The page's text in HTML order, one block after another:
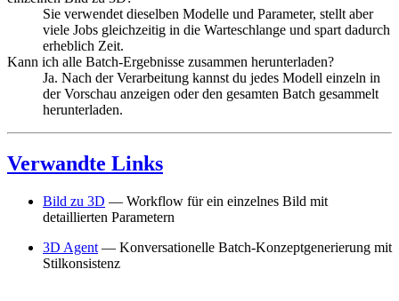
Sie verwendet dieselben Modelle und Parameter, stellt aber
viele Jobs gleichzeitig in die Warteschlange und spart dadurch
erheblich Zeit.
Kann ich alle Batch-Ergebnisse zusammen herunterladen?
Ja. Nach der Verarbeitung kannst du jedes Modell einzeln in
der Vorschau anzeigen oder den gesamten Batch gesammelt
herunterladen.
Verwandte Links
Bild zu 3D — Workflow für ein einzelnes Bild mit
detaillierten Parametern
3D Agent — Konversationelle Batch-Konzeptgenerierung mit
Stilkonsistenz